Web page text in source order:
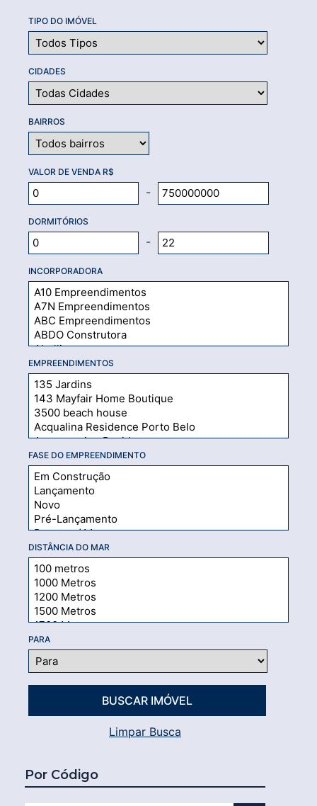
TIPO DO IMÓVEL
CIDADES
BAIRROS
VALOR DE VENDA R$
-
DORMITÓRIOS
-
INCORPORADORA
EMPREENDIMENTOS
FASE DO EMPREENDIMENTO
DISTÂNCIA DO MAR
PARA
Limpar Busca
Por Código